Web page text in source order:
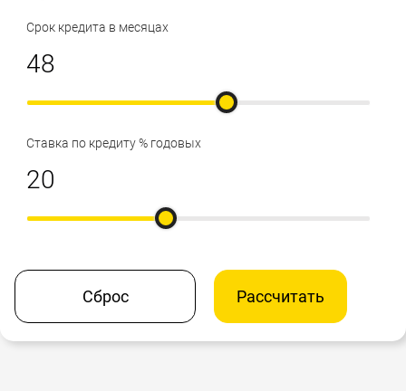
Срок кредита в месяцах
Ставка по кредиту % годовых
Сброс Рассчитать